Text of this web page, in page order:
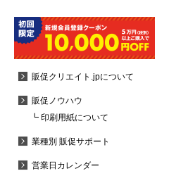
販促クリエイト.jpについて
販促ノウハウ
┗ 印刷用紙について
業種別 販促サポート
営業日カレンダー